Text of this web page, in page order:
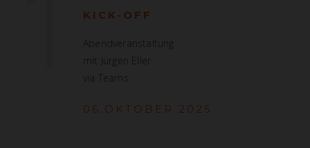
KICK-OFF
Abendveranstaltung
mit Jürgen Eller
via Teams
06.OKTOBER 2025